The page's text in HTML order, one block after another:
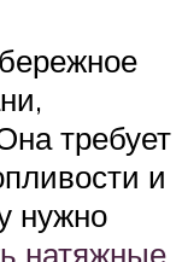
требует
и
нужно
натяжные